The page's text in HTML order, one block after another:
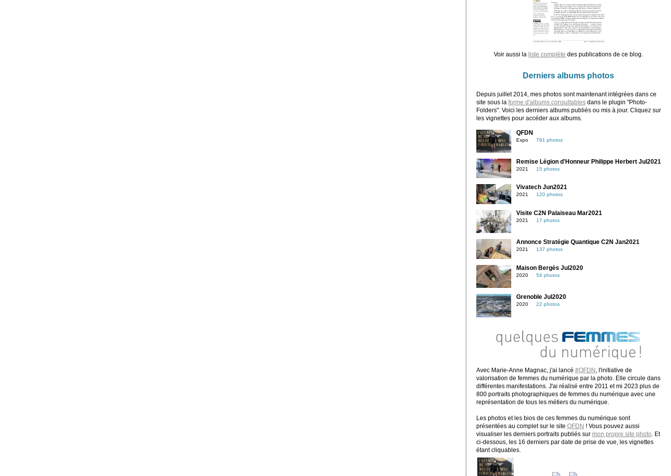
Voir aussi la liste complète des publications de ce blog.
Derniers albums photos
Depuis juillet 2014, mes photos sont maintenant intégrées dans ce
site sous la forme d'albums consultablesdans le plugin "Photo-
Folders". Voici les derniers albums publiés ou mis à jour. Cliquez sur
les vignettes pour accéder aux albums.
QFDN
Expo 791 photos
Remise Légion d'Honneur Philippe Herbert Jul2021
2021 15 photos
Vivatech Jun2021
2021 120 photos
Visite C2N Palaiseau Mar2021
2021 17 photos
Annonce Stratégie Quantique C2N Jan2021
2021 137 photos
Maison Bergès Jul2020
2020 54 photos
Grenoble Jul2020
2020 22 photos
Avec Marie-Anne Magnac, j'ai lancé #QFDN
, l'initiative de
valorisation de femmes du numérique par la photo. Elle circule dans
différentes manifestations. J'ai réalisé entre 2011 et mi 2023 plus de
800 portraits photographiques de femmes du numérique avec une
représentation de tous les métiers du numérique.
Les photos et les bios de ces femmes du numérique sont
présentées au complet sur le site QFDN ! Vous pouvez aussi
visualiser les derniers portraits publiés sur mon propre site photo . Et
ci-dessous, les 16 derniers par date de prise de vue, les vignettes
étant cliquables.